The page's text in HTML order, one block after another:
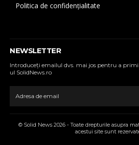
Politica de confidențialitate
NEWSLETTER
Introduceţi emailul dvs. mai jos pentru a
ul SolidNews.ro
© Solid News 2026 - Toate drepturile asupra
acestui site sunt